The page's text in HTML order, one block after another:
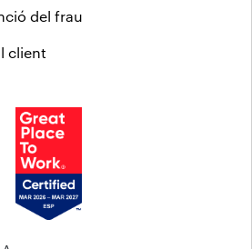
del frau
client